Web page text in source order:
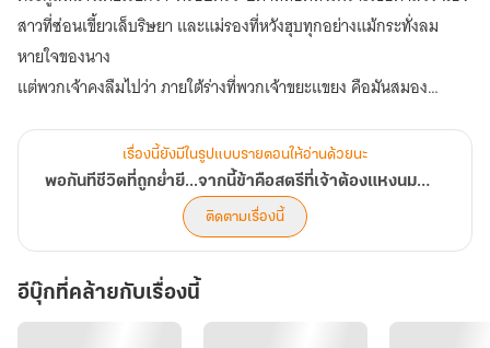
มอง
สาวที่ซ่อนเขี้ยวเล็บริษยา และแม่รองที่หวังฮุบทุกอย่างแม้กระทั่งลม
หายใจของนาง
แต่พวกเจ้าคงลืมไปว่า ภายใต้ร่างที่พวกเจ้าขยะแขยง คือมันสมอง
ในวันที่บิดาโง่เขลาใช้ 'ป้ายหยกอภัยโทษ' ของท่านแม่เพื่อช่วยชีวิต
อนุภรรยาคนโปรด
คือวันที่สายสัมพันธ์สุดท้ายขาดสะบั้น! มู่หรงซินคนใหม่จึงขอลุกขึ้นมา
พลิกกระดานล้างบัญชีแค้นเรียงตัว ทวงคืน 'เงินตำลึง' และสมบัติที่ควร
เป็นของตนมาไว้ในมือ
เตรียมตัวไว้ให้ดี... เพราะสิ่งที่ข้าจะสร้างต่อจากนี้
คือชีวิตที่สูงส่งและมั่งคั่ง จนพวกเจ้าทำได้แค่แหงนมองแต่ไม่มีวันเอื้อม
เรื่องนี้ยังมีในรูปแบบรายตอนให้อ่านด้วยนะ
พอกันทีชีวิตที่ถูกย่ำยี...จากนี้ข้าคือสตรีที่เจ้าต้องแหงนมอง
ติดตามเรื่องนี้
อีบุ๊กที่คล้ายกับเรื่องนี้